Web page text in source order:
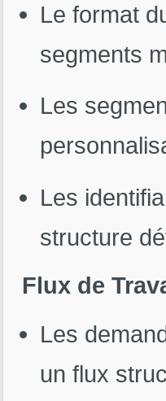
Le format
segments
Les
Les
structure
Flux de
Les
un flux